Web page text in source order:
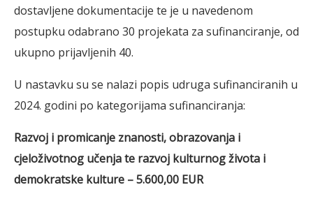
dostavljene dokumentacije te je u navedenom
postupku odabrano 30 projekata za sufinanciranje, od
ukupno prijavljenih 40.
U nastavku su se nalazi popis udruga sufinanciranih u
2024. godini po kategorijama sufinanciranja:
Razvoj i promicanje znanosti, obrazovanja i
cjeloživotnog učenja te razvoj kulturnog života i
demokratske kulture – 5.600,00 EUR